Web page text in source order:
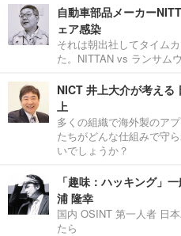
自動車部品メーカー
ェア感染
それは朝出社してタイム
た。NITTAN vs ランサム
NICT 井上大介が考える
上
多くの組織で海外製のア
たちがどんな仕組みで守
いでしょうか？
「趣味：ハッキング」
浦 隆幸
国内 OSINT 第一人者 日
たら